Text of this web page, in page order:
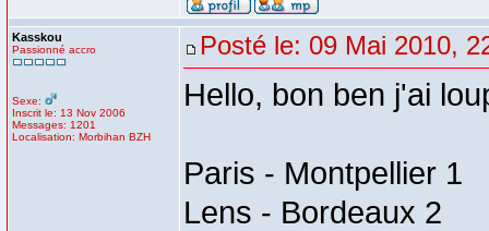
Kasskou
Passionné accro
Sexe:
Inscrit le: 13 Nov 2006
Messages: 1201
Localisation: Morbihan BZH
Posté le: 09 Mai 2010,
Hello, bon ben j'ai
Paris - Montpellier 1
Lens - Bordeaux 2